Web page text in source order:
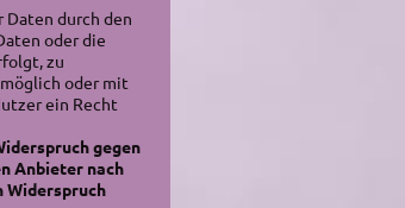
Daten durch den
oder die
zu
oder mit
ein Recht
gegen
Anbieter nach
Widerspruch